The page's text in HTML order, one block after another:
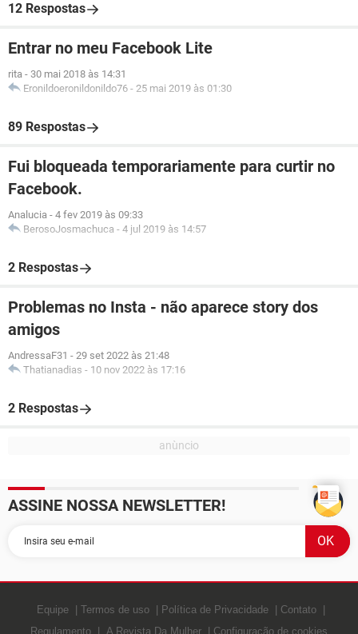
12 Respostas
Entrar no meu Facebook Lite
rita - 30 mai 2018 às 14:31
Eronildoeronildonildo76 - 25 mai 2019 às 01:30
89 Respostas
Fui bloqueada temporariamente para curtir no
Facebook.
Analucia - 4 fev 2019 às 09:33
BerosoJosmachuca - 4 jul 2019 às 14:57
2 Respostas
Problemas no Insta - não aparece story dos
amigos
AndressaF31 - 29 set 2022 às 21:48
Thatianadias - 10 nov 2022 às 17:16
2 Respostas
ASSINE NOSSA NEWSLETTER!
Equipe Termos de uso Política de Privacidade
Contato
Regulamento
A Revista Da Mulher Configuração de cookies